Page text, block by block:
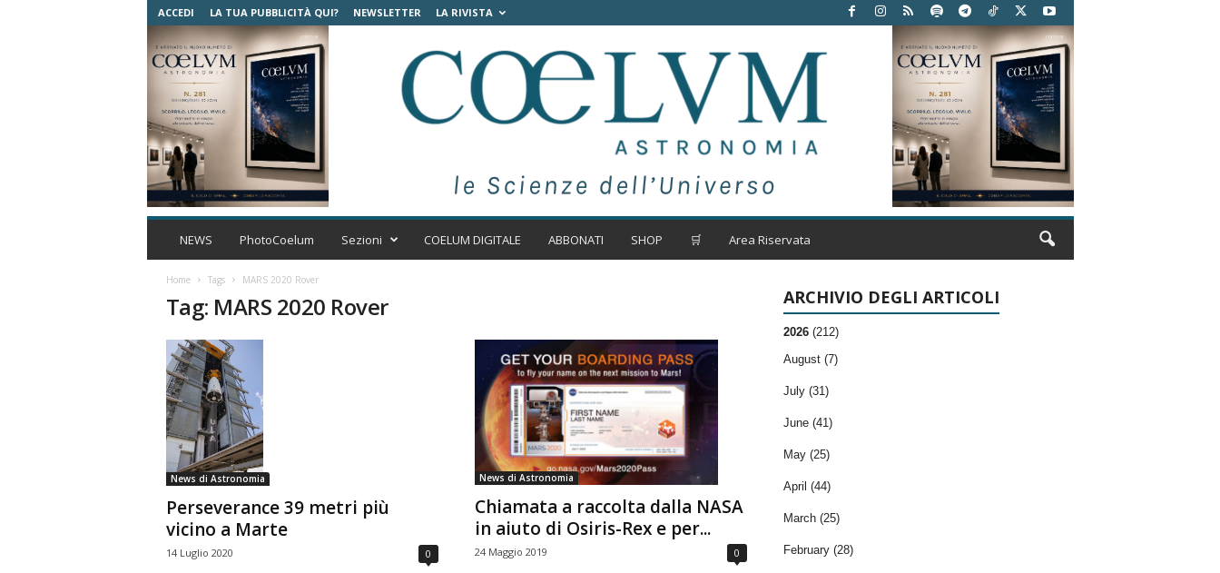
ACCEDI LA TUA PUBBLICITÀ QUI? NEWSLETTER LA RIVISTA
C
m
a
NEWS PhotoCoelum Sezioni COELUM DIGITALE ABBONATI SHOP 🛒 Area Riservata
Home Tags MARS 2020 Rover
Tag: MARS 2020 Rover
News di Astronomia
Perseverance 39 metri più
vicino a Marte
14 Luglio 2020 0
News di Astronomia
Chiamata a raccolta dalla NASA
in aiuto di Osiris-Rex e per...
24 Maggio 2019 0
ARCHIVIO DEGLI ARTICOLI
2026 (212)
August (7)
July (31)
June (41)
May (25)
April (44)
March (25)
February (28)